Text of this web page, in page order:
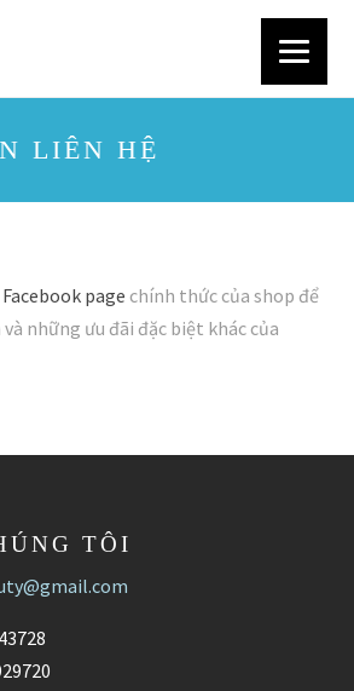
LIÊN HỆ
page chính thức của shop để
những ưu đãi đặc biệt khác của
TÔI